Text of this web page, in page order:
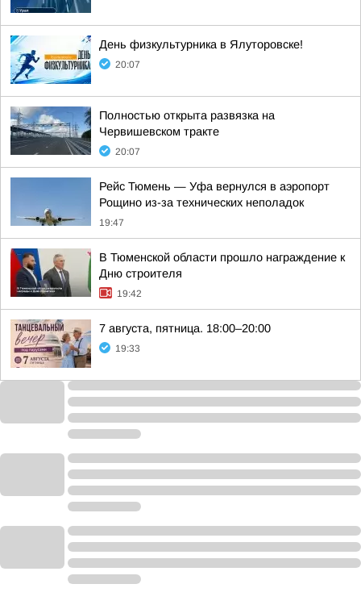
День физкультурника в Ялуторовске!
20:07
Полностью открыта развязка на
Червишевском тракте
20:07
Рейс Тюмень — Уфа вернулся в аэропорт
Рощино из-за технических неполадок
19:47
В Тюменской области прошло награждение к
Дню строителя
19:42
7 августа, пятница. 18:00–20:00
19:33